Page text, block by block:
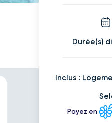
Durée(s)
Inclus :
Payez en